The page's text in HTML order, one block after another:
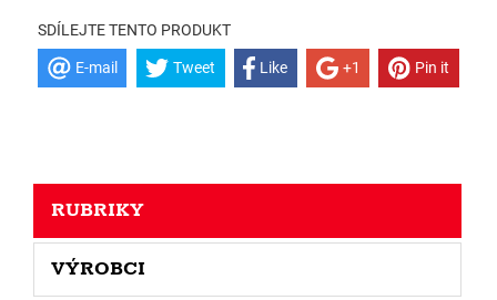
SDÍLEJTE TENTO PRODUKT
E-mail Tweet Like +1 Pin it
RUBRIKY
VÝROBCI